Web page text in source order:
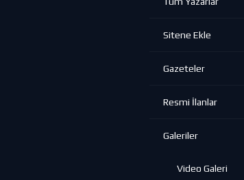
Sitene Ekle
Gazeteler
Resmi İlanlar
Galeriler
Video Galeri